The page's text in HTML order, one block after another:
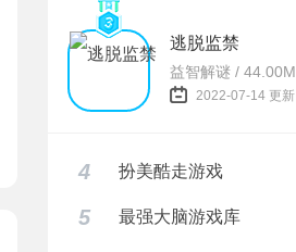
逃脱监禁
益智解谜 / 44.00M
2022-07-14 更新
4 扮美酷走游戏
5 最强大脑游戏库